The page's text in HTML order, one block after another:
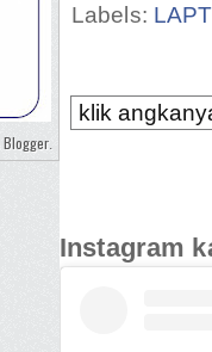
Labels:
klik
Instagram
Blogger.